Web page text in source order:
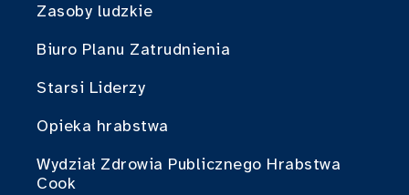
Zasoby ludzkie
Biuro Planu Zatrudnienia
Starsi Liderzy
Opieka hrabstwa
Wydział Zdrowia Publicznego Hrabstwa
Cook